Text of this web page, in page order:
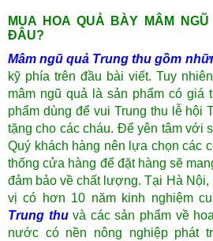
MUA HOA QUẢ BÀY MÂM
ĐÂU?
Mâm ngũ quả Trung thu gồm
kỹ phía trên đầu bài viết. Tuy
mâm ngũ quả là sản phẩm có giá
phẩm dùng để vui Trung thu lễ hội
tặng cho các cháu. Để yên tâm với
Quý khách hàng nên lựa chọn các
thống cửa hàng để đặt hàng sẽ
đảm bảo vềchất lượng.Tại Hà Nội,
vị có hơn 10 năm kinh nghiệm
Trung thu và các sản phẩm về
nước có nền nông nghiệp phát